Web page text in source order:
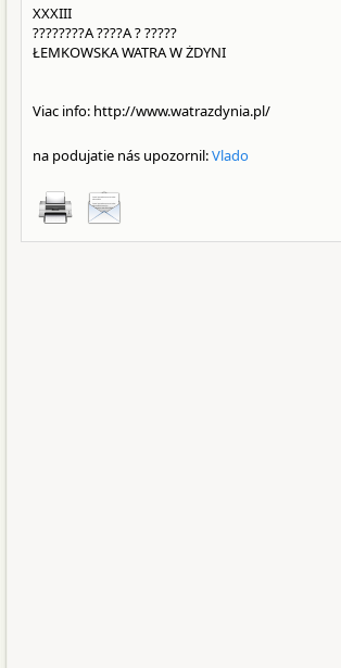
XXXIII
????????A ????A ? ?????
ŁEMKOWSKA WATRA W ŻDYNI
Viac info: http://www.watrazdynia.pl/
na podujatie nás upozornil:Vlado